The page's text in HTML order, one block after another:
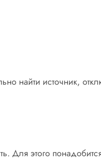
найти источник,
Для этого